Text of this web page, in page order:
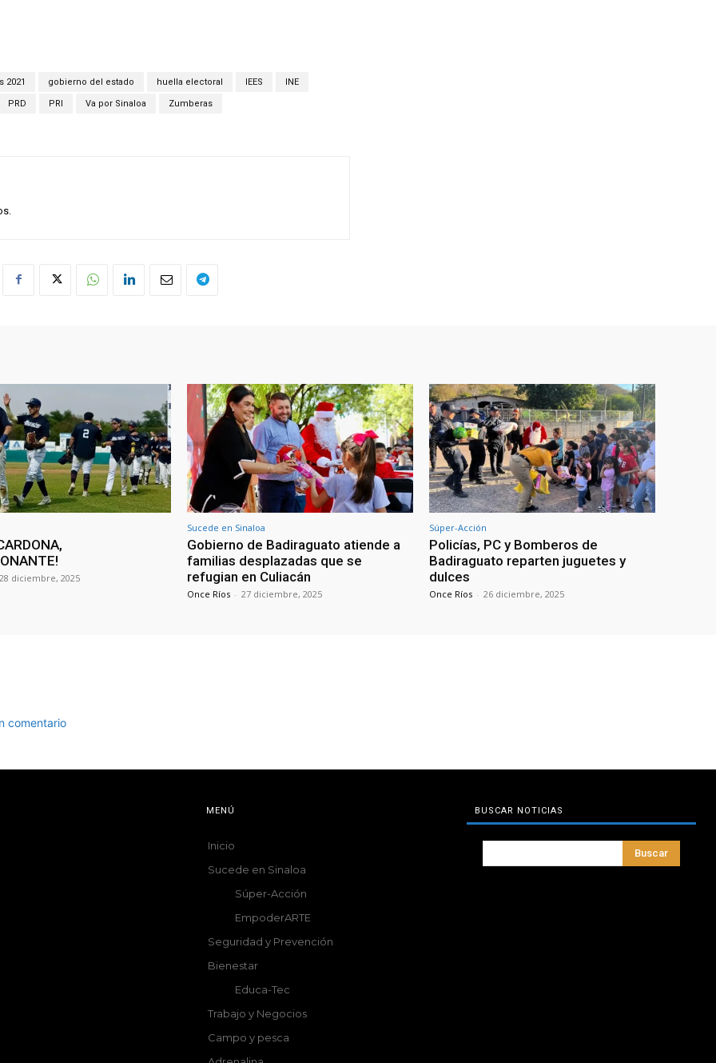
2021 gobierno del estado huella electoral IEES INE
PRD PRI Va por Sinaloa Zumberas
28 diciembre, 2025
Sucede en Sinaloa
Gobierno de Badiraguato atiende a
familias desplazadas que se
refugian en Culiacán
Once Ríos - 27 diciembre, 2025
Súper-Acción
Policías, PC y Bomberos de
Badiraguato reparten juguetes y
dulces
Once Ríos - 26 diciembre, 2025
comentario
MENÚ
Inicio
Sucede en Sinaloa
Súper-Acción
EmpoderARTE
Seguridad y Prevención
Bienestar
Educa-Tec
Trabajo y Negocios
Campo y pesca
BUSCAR NOTICIAS
Buscar